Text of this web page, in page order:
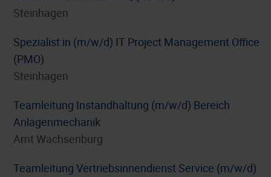
Steinhagen
Spezialist:in (m/w/d) IT Project Management Office
(PMO)
Steinhagen
Teamleitung Instandhaltung (m/w/d) Bereich
Anlagenmechanik
Amt Wachsenburg
Teamleitung Vertriebsinnendienst Service (m/w/d)